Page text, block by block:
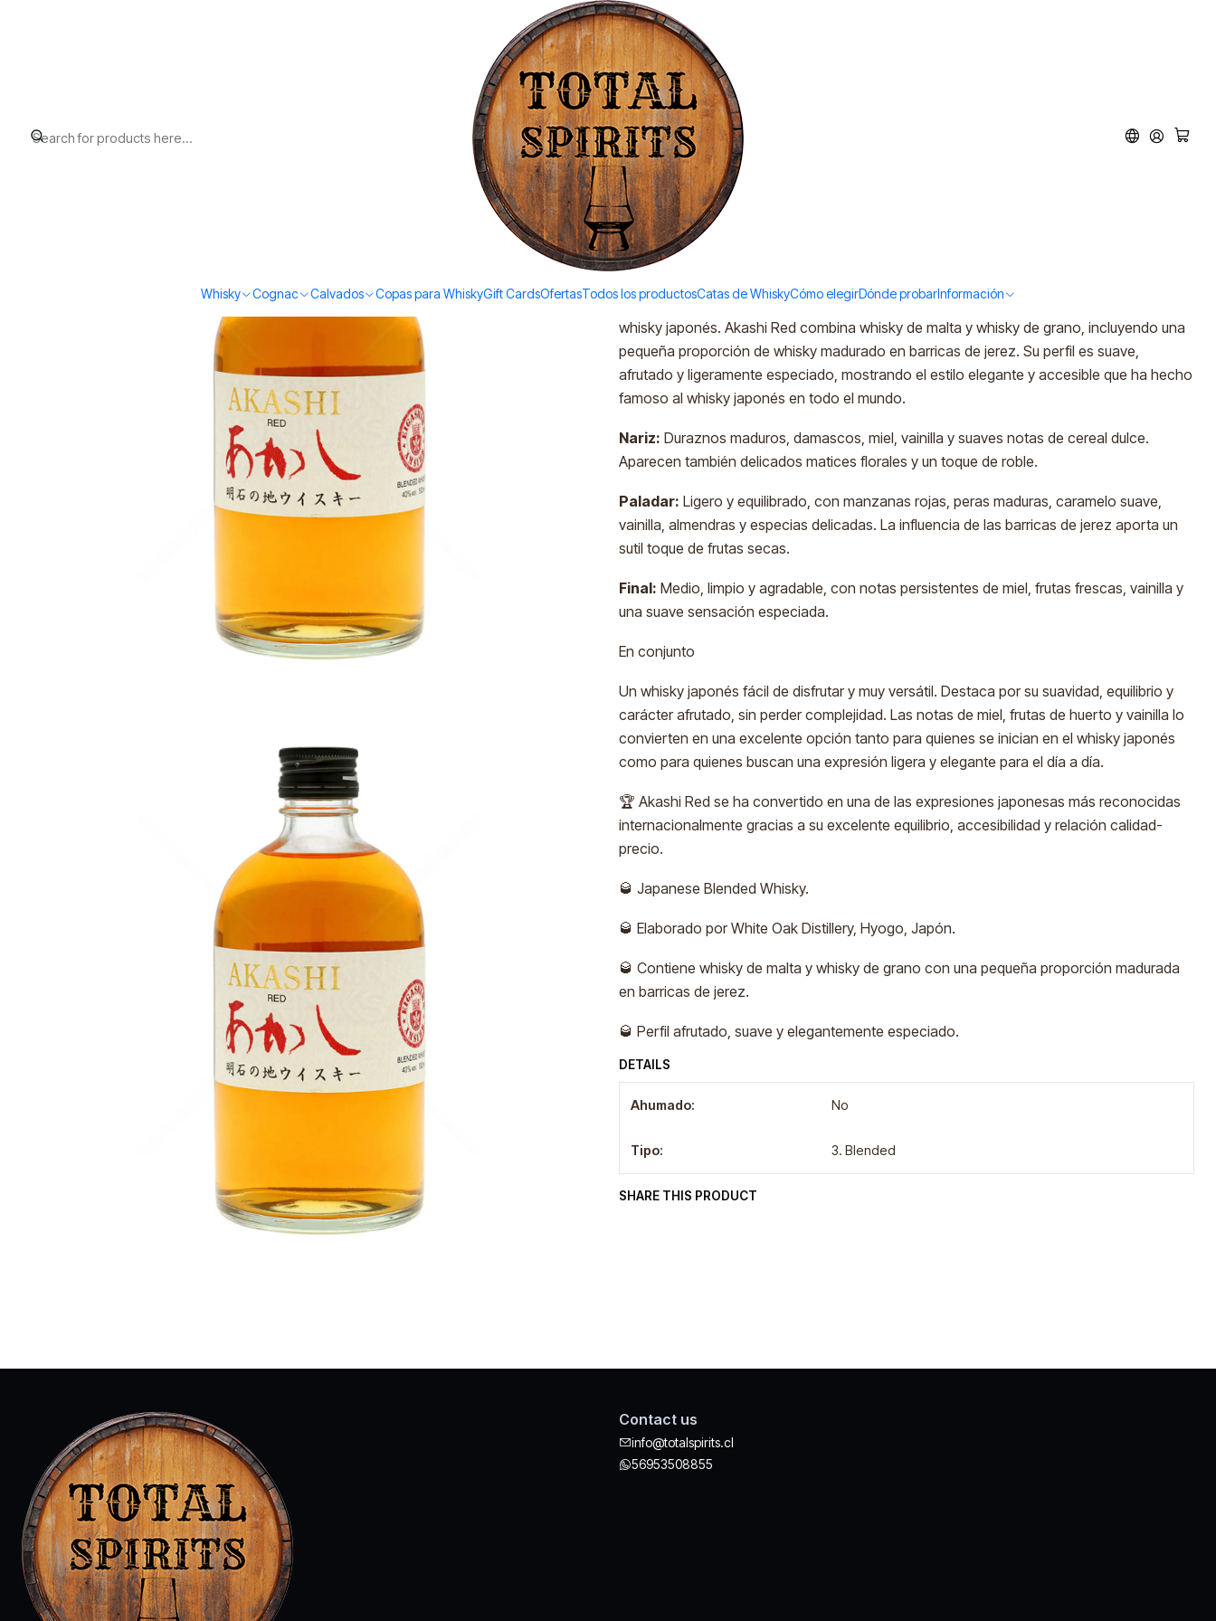
Whisky Cognac Calvados Copas para WhiskyGift CardsOfertasTodos los productosCatas de WhiskyCómo elegirDónde probarInformación
Todos los productos estan en stock. Despachamos a todo Chile.
|
Akashi Red (40%vol. 500ml)
Quantity
Add to Wishlist
DESCRIPTION
La expresión más popular de la destilería White Oak y una excelente introducción al
whisky japonés. Akashi Red combina whisky de malta y whisky de grano, incluyendo una
pequeña proporción de whisky madurado en barricas de jerez. Su perfil es suave,
afrutado y ligeramente especiado, mostrando el estilo elegante y accesible que ha hecho
famoso al whisky japonés en todo el mundo.
Nariz: Duraznos maduros, damascos, miel, vainilla y suaves notas de cereal dulce.
Aparecen también delicados matices florales y un toque de roble.
Paladar: Ligero y equilibrado, con manzanas rojas, peras maduras, caramelo suave,
vainilla, almendras y especias delicadas. La influencia de las barricas de jerez aporta un
sutil toque de frutas secas.
Final: Medio, limpio y agradable, con notas persistentes de miel, frutas frescas, vainilla y
una suave sensación especiada.
En conjunto
Un whisky japonés fácil de disfrutar y muy versátil. Destaca por su suavidad, equilibrio y
carácter afrutado, sin perder complejidad. Las notas de miel, frutas de huerto y vainilla lo
convierten en una excelente opción tanto para quienes se inician en el whisky japonés
como para quienes buscan una expresión ligera y elegante para el día a día.
🏆 Akashi Red se ha convertido en una de las expresiones japonesas más reconocidas
internacionalmente gracias a su excelente equilibrio, accesibilidad y relación calidad-
precio.
🥃 Japanese Blended Whisky.
🥃 Elaborado por White Oak Distillery, Hyogo, Japón.
🥃 Contiene whisky de malta y whisky de grano con una pequeña proporción madurada
en barricas de jerez.
🥃 Perfil afrutado, suave y elegantemente especiado.
DETAILS
Ahumado: No
Tipo: 3. Blended
SHARE THIS PRODUCT
Contact us
info@totalspirits.cl
56953508855